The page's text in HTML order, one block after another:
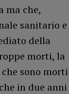
ma che,
sanitario e
della
morti, la
sono morti
in due anni